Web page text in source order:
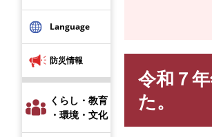
Language
防災情報
くらし・教育
・環境・文化
令和７
た。